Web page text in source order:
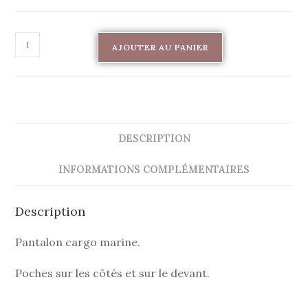
AJOUTER AU PANIER
DESCRIPTION
INFORMATIONS COMPLÉMENTAIRES
Description
Pantalon cargo marine.
Poches sur les côtés et sur le devant.